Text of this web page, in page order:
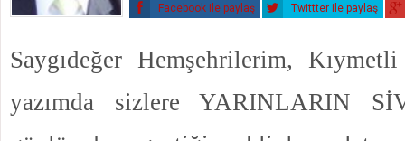
Facebook ile paylaş Twittter ile paylaş
Saygıdeğer Hemşehrilerim,
yazımda sizlere YARINLARIN